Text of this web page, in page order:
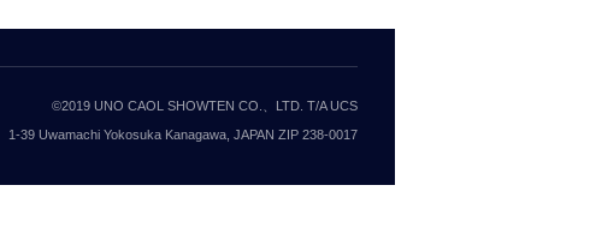
©2019 UNO CAOL SHOWTEN CO.、LTD. T/A UCS
1-39 Uwamachi Yokosuka Kanagawa, JAPAN ZIP 238-0017